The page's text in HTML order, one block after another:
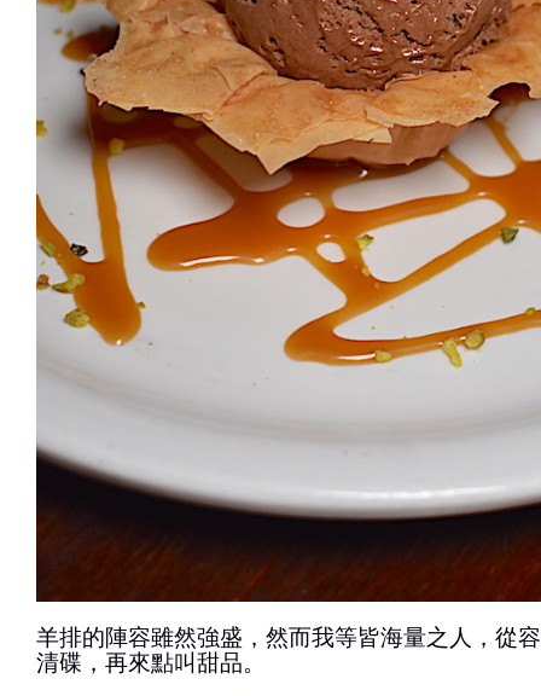
羊排的陣容雖然強盛，然而我等皆海量之人，從
清碟，再來點叫甜品。